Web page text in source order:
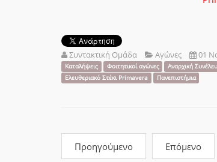
Συντακτική Ομάδα Αγώνες 01
Καταλήψεις Φοιτητικοί αγώνες
Αναρχική
Ελευθεριακό Στέκι Primavera
Πανεπιστήμια
Προηγούμενο Επόμενο